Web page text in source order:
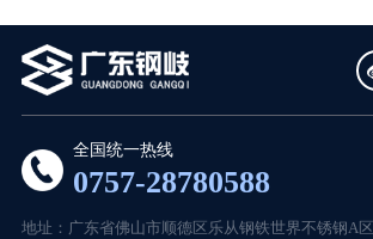
全国统一热线
0757-28780588
地址：广东省佛山市顺德区乐从钢铁世界不锈钢A